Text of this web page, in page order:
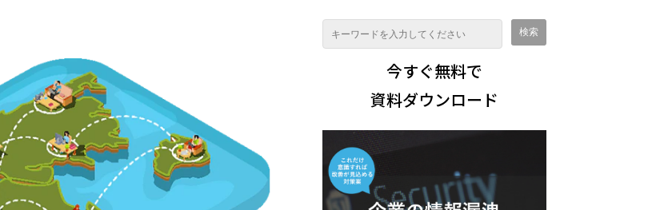
今すぐ無料で
資料ダウンロード